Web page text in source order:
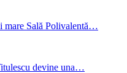
mare Sală Polivalentă…
devine una…